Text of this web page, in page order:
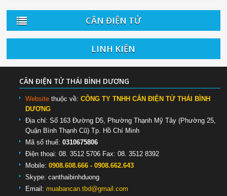
CÂN ĐIỆN TỬ
LINH KIỆN
CÂN ĐIỆN TỬ THÁI BÌNH DƯƠNG
Website thuộc về:CÔNG TY TNHH CÂN ĐIỆN TỬ THÁI BÌNH
DƯƠNG
Địa chỉ: Số 163 Đường D5, Phường Thạnh Mỹ Tây (Phường 25,
Quận Bình Thạnh Cũ) Tp. Hồ Chí Minh
Mã số thuế:0310675806
Điện thoại: 08. 3512 5706 Fax: 08. 3512 8392
Mobile: 0908.608.666 - 0908.662.643
Skype:canthaibinhduong
Email:muabancan.tbd@gmail.com